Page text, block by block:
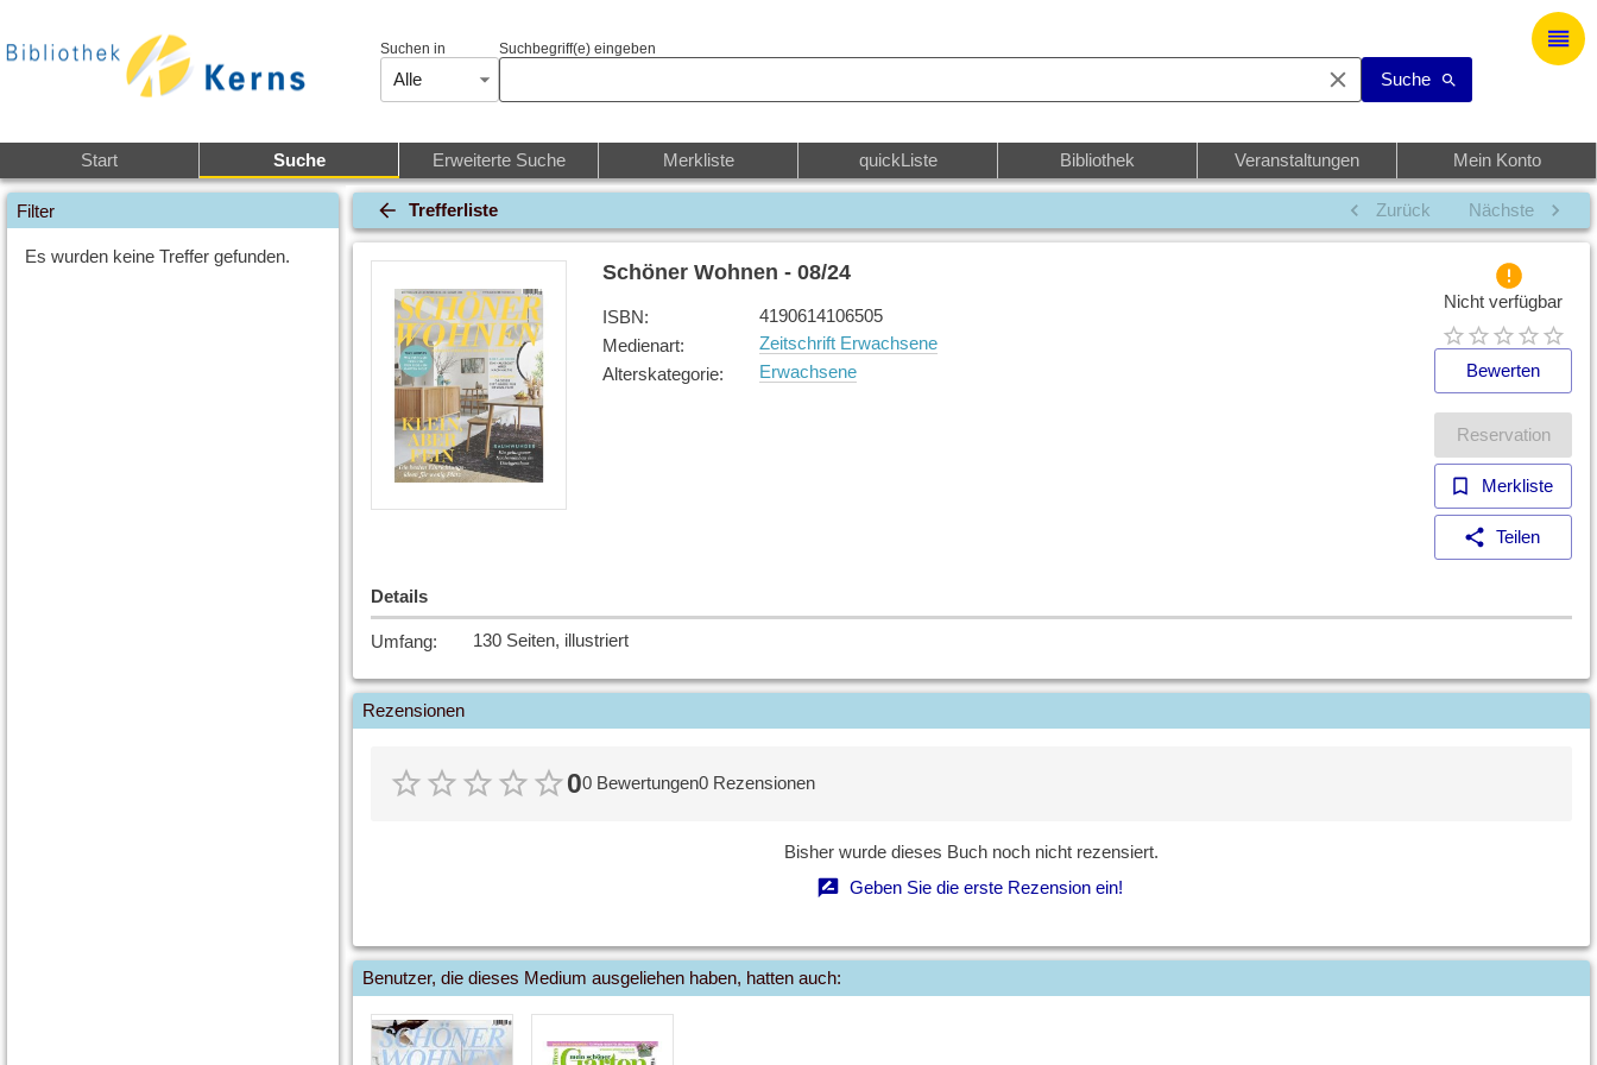
Suchen in
Alle
Suchbegriff(e) eingeben
Suche
Start Suche Erweiterte Suche Merkliste quickListe Bibliothek Veranstaltungen Mein Konto
Filter
Es wurden keine Treffer gefunden.
Trefferliste Zurück Nächste
Schöner Wohnen - 08/24
ISBN:
4190614106505
Medienart:
Zeitschrift Erwachsene
Alterskategorie: Erwachsene
Nicht verfügbar
Bewerten
Reservation
Merkliste
Teilen
Details
Umfang: 130 Seiten, illustriert
Rezensionen
00 Bewertungen0 Rezensionen
Bisher wurde dieses Buch noch nicht rezensiert.
Geben Sie die erste Rezension ein!
Benutzer, die dieses Medium ausgeliehen haben, hatten auch: